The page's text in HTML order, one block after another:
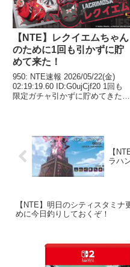
【NTE】レクイエムちゃん
のために1回も引かずに貯
めて来た！
950: NTE速報 2026/05/22(金)
02:19:19.60 ID:G0ujCjf20 1回も
限定ガチャ引かずに貯めてきた😤
【
ラハ
【NTE】明日のシティスタミナ
めに今日釣りしておくぞ！